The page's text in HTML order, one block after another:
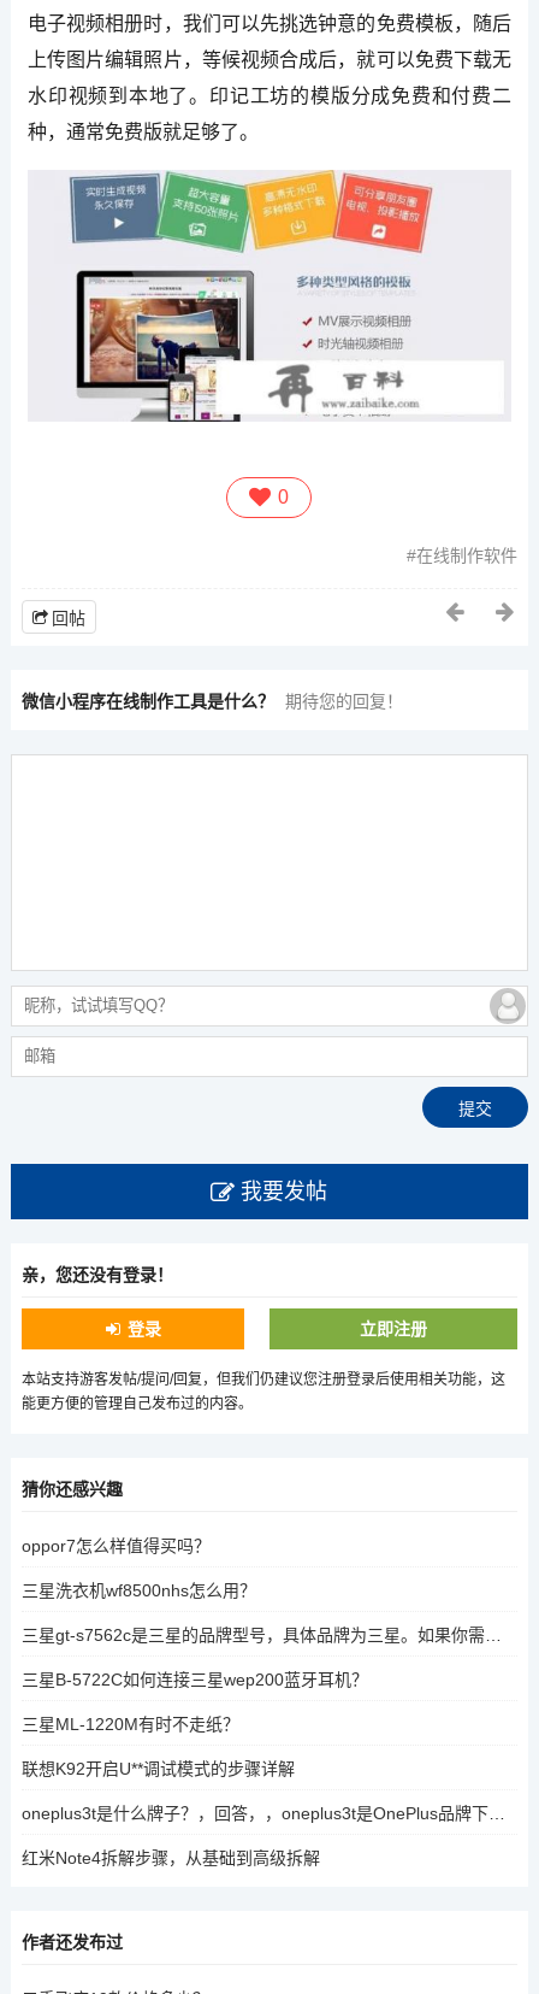
电子视频相册时，我们可以先挑选钟意的免费模板，随后
上传图片编辑照片，等候视频合成后，就可以免费下载无
水印视频到本地了。印记工坊的模版分成免费和付费二
种，通常免费版就足够了。
0
在线制作软件
回帖
微信小程序在线制作工具是什么？ 期待您的回复！
我要发帖
亲，您还没有登录！
登录 立即注册
本站支持游客发帖/提问/回复，但我们仍建议您注册登录后使用相关功能，这
能更方便的管理自己发布过的内容。
猜你还感兴趣
oppor7怎么样值得买吗？
三星洗衣机wf8500nhs怎么用？
三星gt-s7562c是三星的品牌型号，具体品牌为三星。如果你需要进一步的信息，比如具体型号的组成部分或型号编号，可以提供更多细节。
三星B-5722C如何连接三星wep200蓝牙耳机？
三星ML-1220M有时不走纸？
联想K92开启U**调试模式的步骤详解
oneplus3t是什么牌子？，回答，，oneplus3t是OnePlus品牌下的手机型号。OnePlus是全球知名的科技品牌，专注于智能手机和智能设备的开发与销售。oneplus3t属于OnePlus系列中的中高端机型，以其独特的设计和性能特点受到用户和消费者的青睐。
红米Note4拆解步骤，从基础到高级拆解
作者还发布过